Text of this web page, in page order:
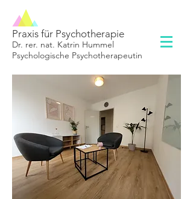
Praxis für Psychotherapie
Dr. rer. nat. Katrin Hummel
Psychologische Psychotherapeutin